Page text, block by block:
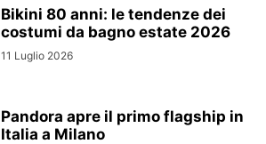
Bikini 80 anni: le tendenze dei
costumi da bagno estate 2026
11 Luglio 2026
Pandora apre il primo flagship in
Italia a Milano